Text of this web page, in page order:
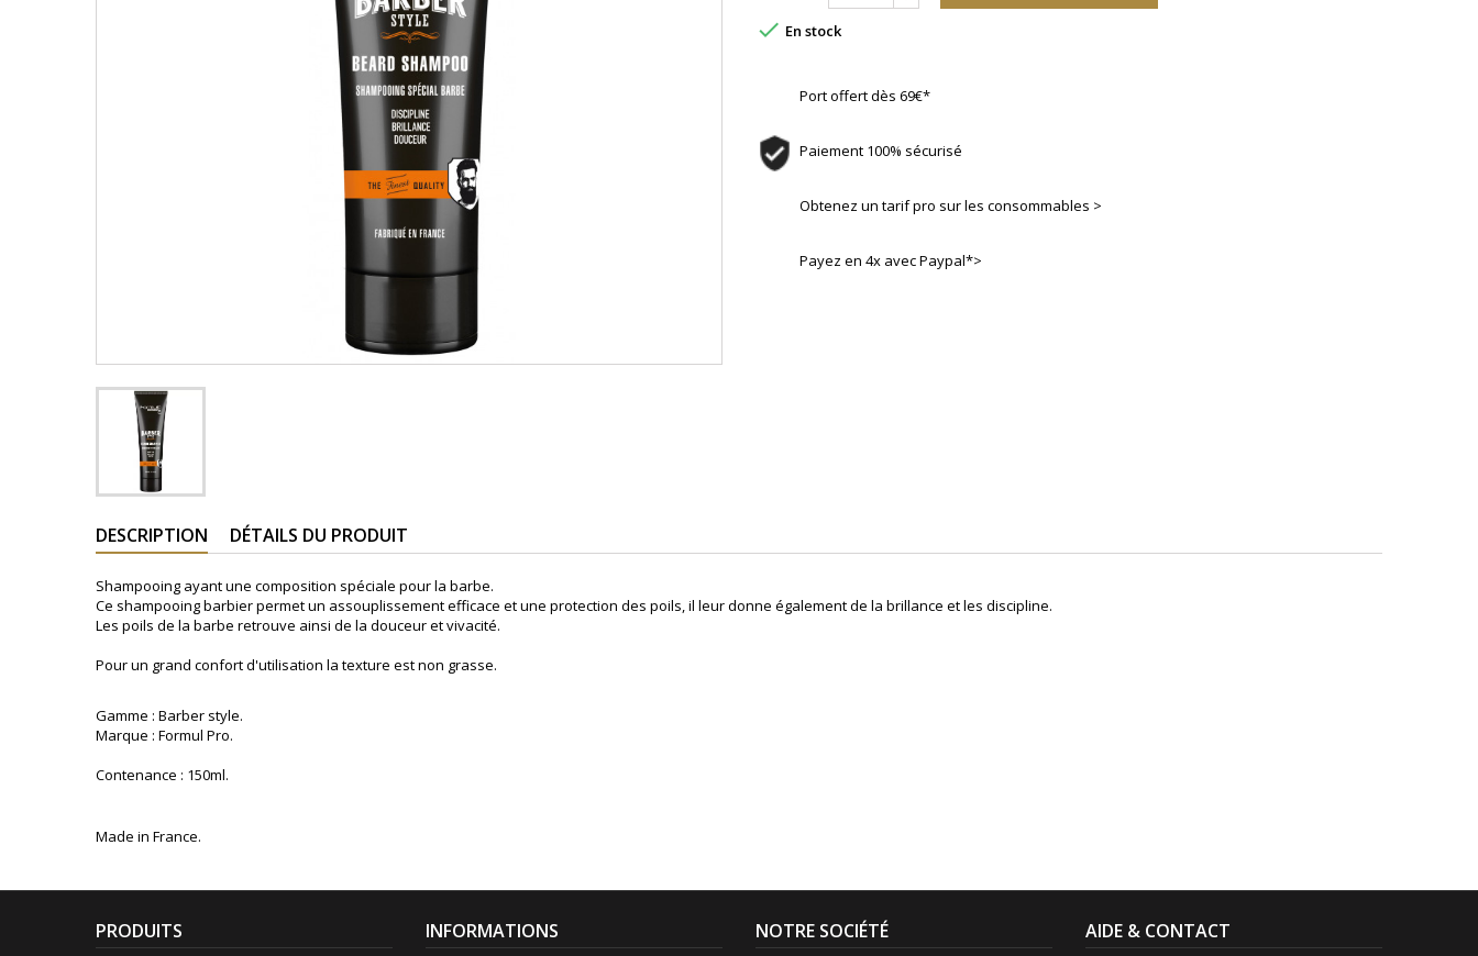
 En stock
Port offert dès 69€*
Paiement 100% sécurisé
Obtenez un tarif pro sur les consommables >
Payez en 4x avec Paypal*>
DESCRIPTION DÉTAILS DU PRODUIT
Shampooing ayant une composition spéciale pour la barbe.
Ce shampooing barbier permet un assouplissement efficace et une protection des poils, il leur donne égalementde la brillance et les discipline.
Les poils de la barbe retrouve ainsi de la douceur et vivacité.
Pour un grand confort d'utilisation la texture est non grasse.
Gamme : Barber style.
Marque : Formul Pro.
Contenance : 150ml.
Made in France.
PRODUITS INFORMATIONS NOTRE SOCIÉTÉ AIDE & CONTACT